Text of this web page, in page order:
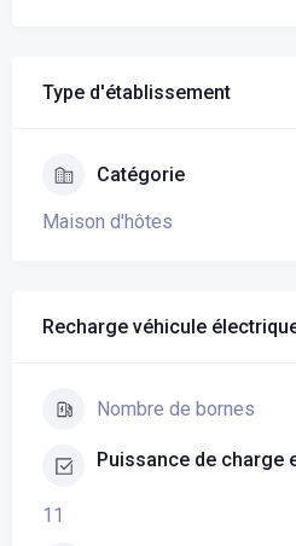
Type d'établissement
Catégorie
Maison d'hôtes
Recharge véhicule
Nombre de bornes
Puissance de charge
11